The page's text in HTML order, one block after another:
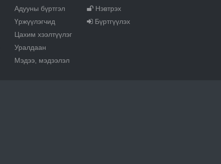
Адууны бүртгэл
Үржүүлэгчид
Цахим хээлтүүлэг
Уралдаан
Мэдээ, мэдээлэл
Нэвтрэх
Бүртгүүлэх